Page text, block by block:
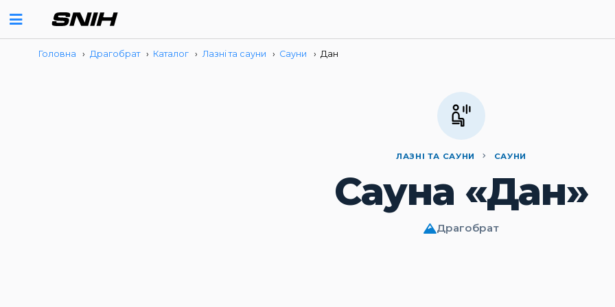
Головна › Драгобрат › Каталог › Лазні та сауни › Сауни › Дан
ЛАЗНІ ТА САУНИ САУНИ
Сауна «Дан»
Драгобрат